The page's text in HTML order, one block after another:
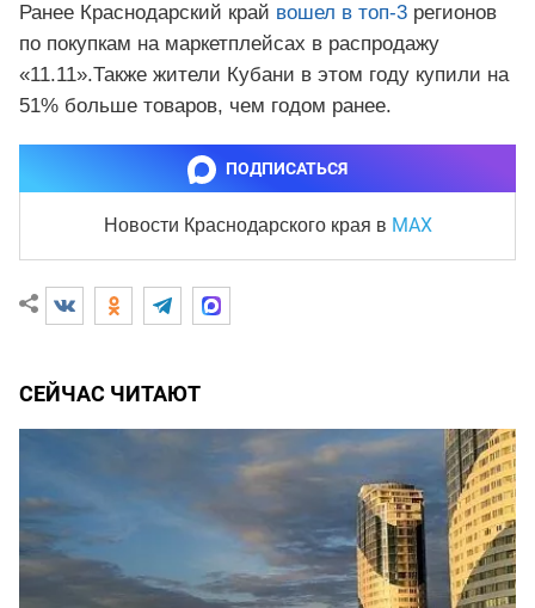
Ранее Краснодарский край вошел в топ-3 регионов
по покупкам на маркетплейсах в распродажу
«11.11».Также жители Кубани в этом году купили на
51% больше товаров, чем годом ранее.
ПОДПИСАТЬСЯ
Новости Краснодарского края в MAX
СЕЙЧАС ЧИТАЮТ